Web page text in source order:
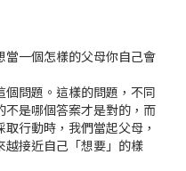
當一個怎樣的父母你自己會
問題。這樣的問題，不同
不是哪個答案才是對的，而
行動時，我們當起父母，
越接近自己「想要」的樣